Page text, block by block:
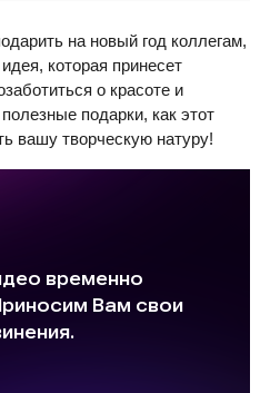
на новый год коллегам,
которая принесет
о красоте и
подарки, как этот
вашу творческую натуру!